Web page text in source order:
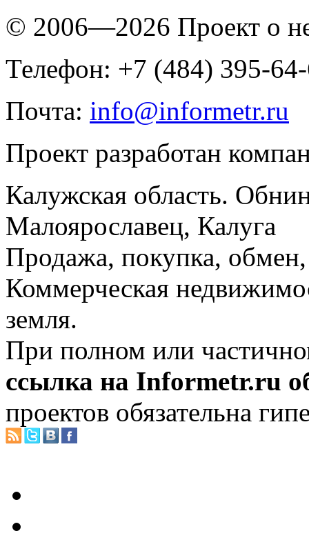
© 2006—2026 Проект о
Телефон: +7 (484) 395-
Почта: info@informetr.ru
Проект разработан
Калужская область.
Малоярославец, Калуга
Продажа, покупка, обмен,
Коммерческая
земля.
При полном или
ссылка на Informetr.ru
проектов обязательна